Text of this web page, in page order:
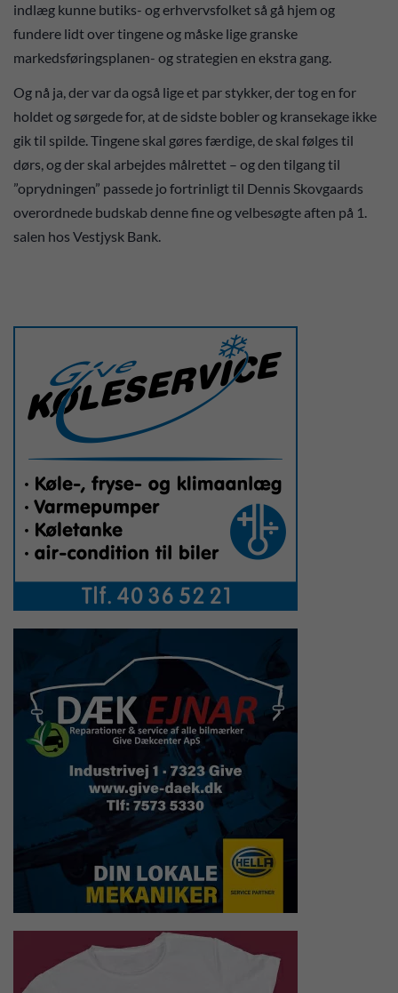
indlæg kunne butiks- og erhvervsfolket så gå hjem og
fundere lidt over tingene og måske lige granske
markedsføringsplanen- og strategien en ekstra gang.
Og nå ja, der var da også lige et par stykker, der tog en for
holdet og sørgede for, at de sidste bobler og kransekage ikke
gik til spilde. Tingene skal gøres færdige, de skal følges til
dørs, og der skal arbejdes målrettet – og den tilgang til
”oprydningen” passede jo fortrinligt til Dennis Skovgaards
overordnede budskab denne fine og velbesøgte aften på 1.
salen hos Vestjysk Bank.